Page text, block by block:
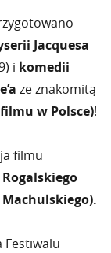
Jacquesa
i komedii
ze znakomitą
w Polsce)!
filmu
Festiwalu